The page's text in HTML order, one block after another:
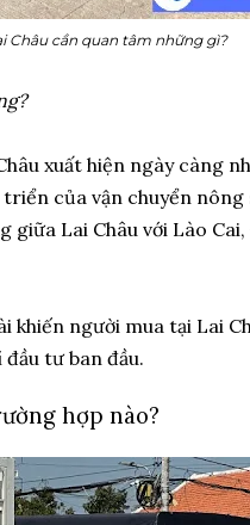
Châu cần quan tâm những gì?
xuất hiện ngày càng
của vận chuyển nông
Lai Châu với Lào
khiến người mua tại Lai
tư ban đầu.
hợp nào?